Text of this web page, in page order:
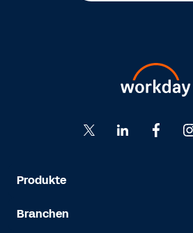
Produkte
Branchen